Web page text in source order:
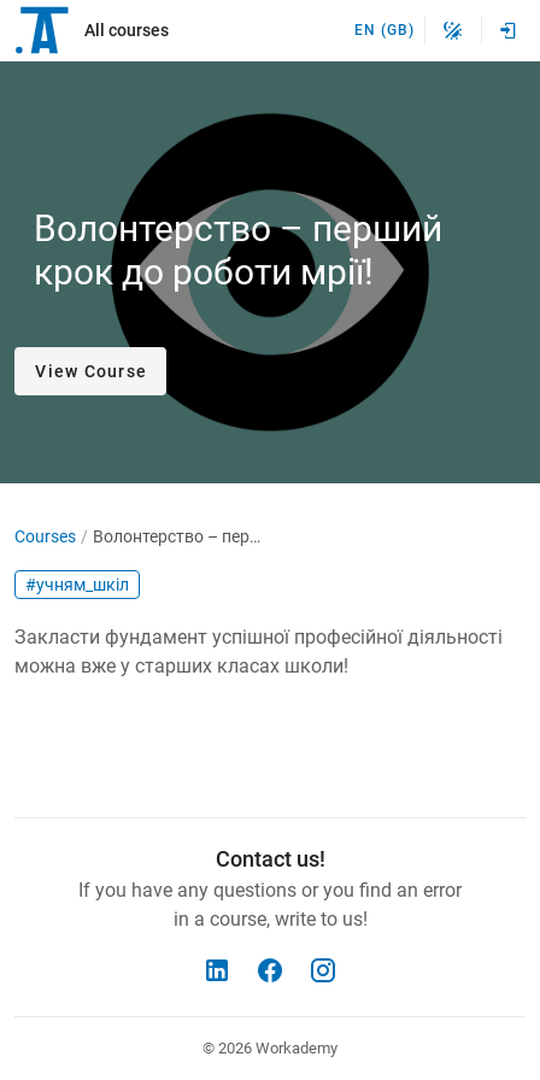
All courses EN (GB)
Волонтерство – перший
крок до роботи мрії!
View Course
Courses Волонтерство – перший крок до роботи мрії!
#учням_шкіл
Закласти фундамент успішної професійної діяльності
можна вже у старших класах школи!
Contact us!
If you have any questions or you find an error
in a course, write to us!
© 2026 Workademy